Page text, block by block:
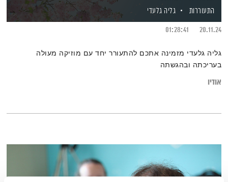
התעוררות
גליה גלעדי
20.11.24
01:28:41
גליה גלעדי מזמינה אתכם להתעורר יחד עם מוזיקה מעולה
בעריכתה ובהגשתה
אודיו